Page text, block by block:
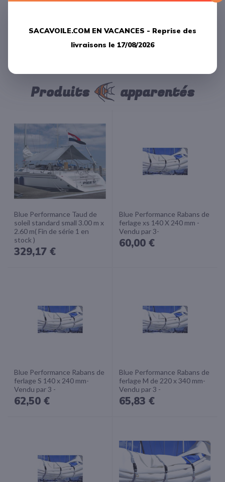
Produits apparentés
Blue Performance Taud de
soleil standard small 3.00 m x
2.60 m( Fin de série 1 en
stock )
329,17 €
Blue Performance Rabans de
ferlage xs 140 X 240 mm -
Vendu par 3-
60,00 €
Blue Performance Rabans de
ferlage S 140 x 240 mm-
Vendu par 3 -
62,50 €
Blue Performance Rabans de
ferlage M de 220 x 340 mm-
Vendu par 3 -
65,83 €
SACAVOILE.COM EN VACANCES - Reprise des
livraisons le 17/08/2026